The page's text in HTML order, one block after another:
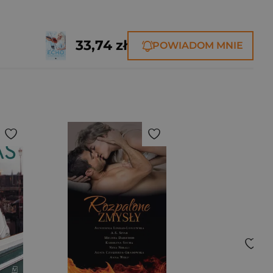
33,74 zł POWIADOM MNIE